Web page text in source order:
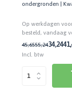
ondergronden |
Op werkdagen
besteld, vandaag
45,6555,2434,24
Incl. btw